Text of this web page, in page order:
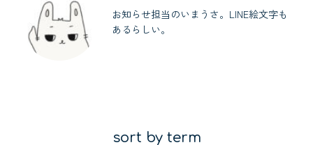
お知らせ担当のいまうさ。LINE絵文字も
あるらしい。
sort by term